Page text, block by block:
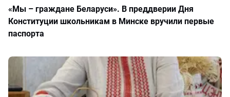
«Мы – граждане Беларуси». В преддверии Дня
Конституции школьникам в Минске вручили первые
паспорта